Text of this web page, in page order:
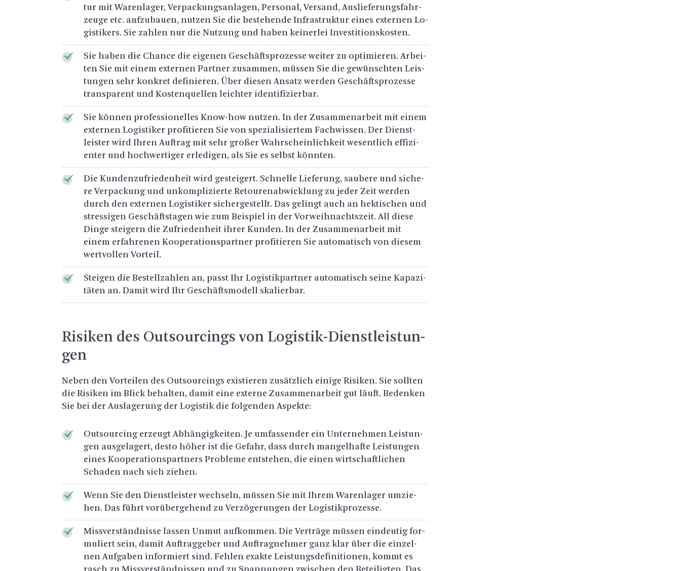
tur mit Wa­ren­la­ger, Ver­pa­ckungs­an­la­gen, Per­so­nal, Ver­sand, Aus­lie­fe­rungs­fahr­
zeu­ge etc. auf­zu­bau­en, nut­zen Sie die be­ste­hen­de In­fra­struk­tur eines ex­ter­nen Lo­
gis­ti­kers. Sie zah­len nur die Nut­zung und haben kei­ner­lei In­ves­ti­ti­ons­kos­ten.
Sie haben die Chan­ce die ei­ge­nen Ge­schäfts­pro­zes­se wei­ter zu op­ti­mie­ren. Ar­bei­
ten Sie mit einem ex­ter­nen Part­ner zu­sam­men, müs­sen Sie die ge­wünsch­ten Leis­
tun­gen sehr kon­kret de­fi­nie­ren. Über die­sen An­satz wer­den Ge­schäfts­pro­zes­se
trans­pa­rent und Kos­ten­quel­len leich­ter iden­ti­fi­zier­bar.
Sie kön­nen pro­fes­sio­nel­les Know-how nut­zen. In der Zu­sam­men­ar­beit mit einem
ex­ter­nen Lo­gis­ti­ker pro­fi­tie­ren Sie von spe­zia­li­sier­tem Fach­wis­sen. Der Dienst­
leis­ter wird Ihren Auf­trag mit sehr gro­ßer Wahr­schein­lich­keit we­sent­lich ef­fi­zi­
en­ter und hoch­wer­ti­ger er­le­di­gen, als Sie es selbst könn­ten.
Die Kun­den­zu­frie­den­heit wird ge­stei­gert. Schnel­le Lie­fe­rung, sau­be­re und si­che­
re Ver­pa­ckung und un­kom­pli­zier­te Re­tou­ren­ab­wick­lung zu jeder Zeit wer­den
durch den ex­ter­nen Lo­gis­ti­ker si­cher­ge­stellt. Das ge­lingt auch an hek­ti­schen und
stres­si­gen Ge­schäfts­ta­gen wie zum Bei­spiel in der Vor­weih­nachts­zeit. All diese
Dinge stei­gern die Zu­frie­den­heit ihrer Kun­den. In der Zu­sam­men­ar­beit mit
einem er­fah­re­nen Ko­ope­ra­ti­ons­part­ner pro­fi­tie­ren Sie au­to­ma­tisch von die­sem
wert­vol­len Vor­teil.
Stei­gen die Be­stell­zah­len an, passt Ihr Lo­gis­tik­part­ner au­to­ma­tisch seine Ka­pa­zi­
tä­ten an. Damit wird Ihr Ge­schäfts­mo­dell ska­lier­bar.
Ri­si­ken des Out­sour­cings von Lo­gis­tik-Dienst­leis­tun­
gen
Neben den Vor­tei­len des Out­sour­cings exis­tie­ren zu­sätz­lich ei­ni­ge Ri­si­ken. Sie soll­ten
die Ri­si­ken im Blick be­hal­ten, damit eine ex­ter­ne Zu­sam­men­ar­beit gut läuft. Be­den­ken
Sie bei der Aus­la­ge­rung der Lo­gis­tik die fol­gen­den As­pek­te:
Out­sour­cing er­zeugt Ab­hän­gig­kei­ten. Je um­fas­sen­der ein Un­ter­neh­men Leis­tun­
gen aus­ge­la­gert, desto höher ist die Ge­fahr, dass durch man­gel­haf­te Leis­tun­gen
eines Ko­ope­ra­ti­ons­part­ners Pro­ble­me ent­ste­hen, die einen wirt­schaft­li­chen
Scha­den nach sich zie­hen.
Wenn Sie den Dienst­leis­ter wech­seln, müs­sen Sie mit Ihrem Wa­ren­la­ger um­zie­
hen. Das führt vor­über­ge­hend zu Ver­zö­ge­run­gen der Lo­gis­tik­pro­zes­se.
Miss­ver­ständ­nis­se las­sen Unmut auf­kom­men. Die Ver­trä­ge müs­sen ein­deu­tig for­
mu­liert sein, damit Auf­trag­ge­ber und Auf­trag­neh­mer ganz klar über die ein­zel­
nen Auf­ga­ben in­for­miert sind. Feh­len ex­ak­te Leis­tungs­de­fi­ni­tio­nen, kommt es